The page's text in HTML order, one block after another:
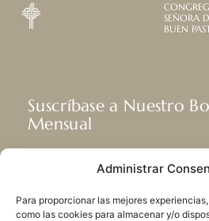
Administrar
Para proporcionar las mejores
como las cookies para almacenar y/o
SEÑORA
BUEN
Suscríbase a Nuestro
Mensual
nuestra vida, la misión y